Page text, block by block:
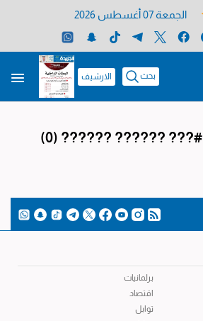
الجمعة 07 أغسطس 2026
بحث الارشيف
#??? ?????? ??????
(0)
برلمانيات
اقتصاد
توابل